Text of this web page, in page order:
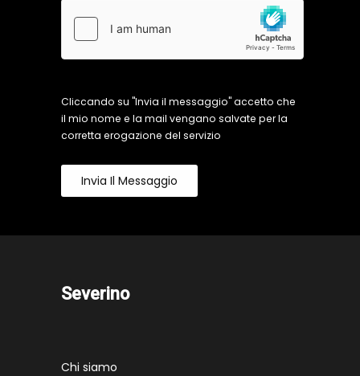
Cliccando su "Invia il messaggio" accetto che
il mio nome e la mail vengano salvate per la
corretta erogazione del servizio
Invia Il Messaggio
Severino
Chi siamo